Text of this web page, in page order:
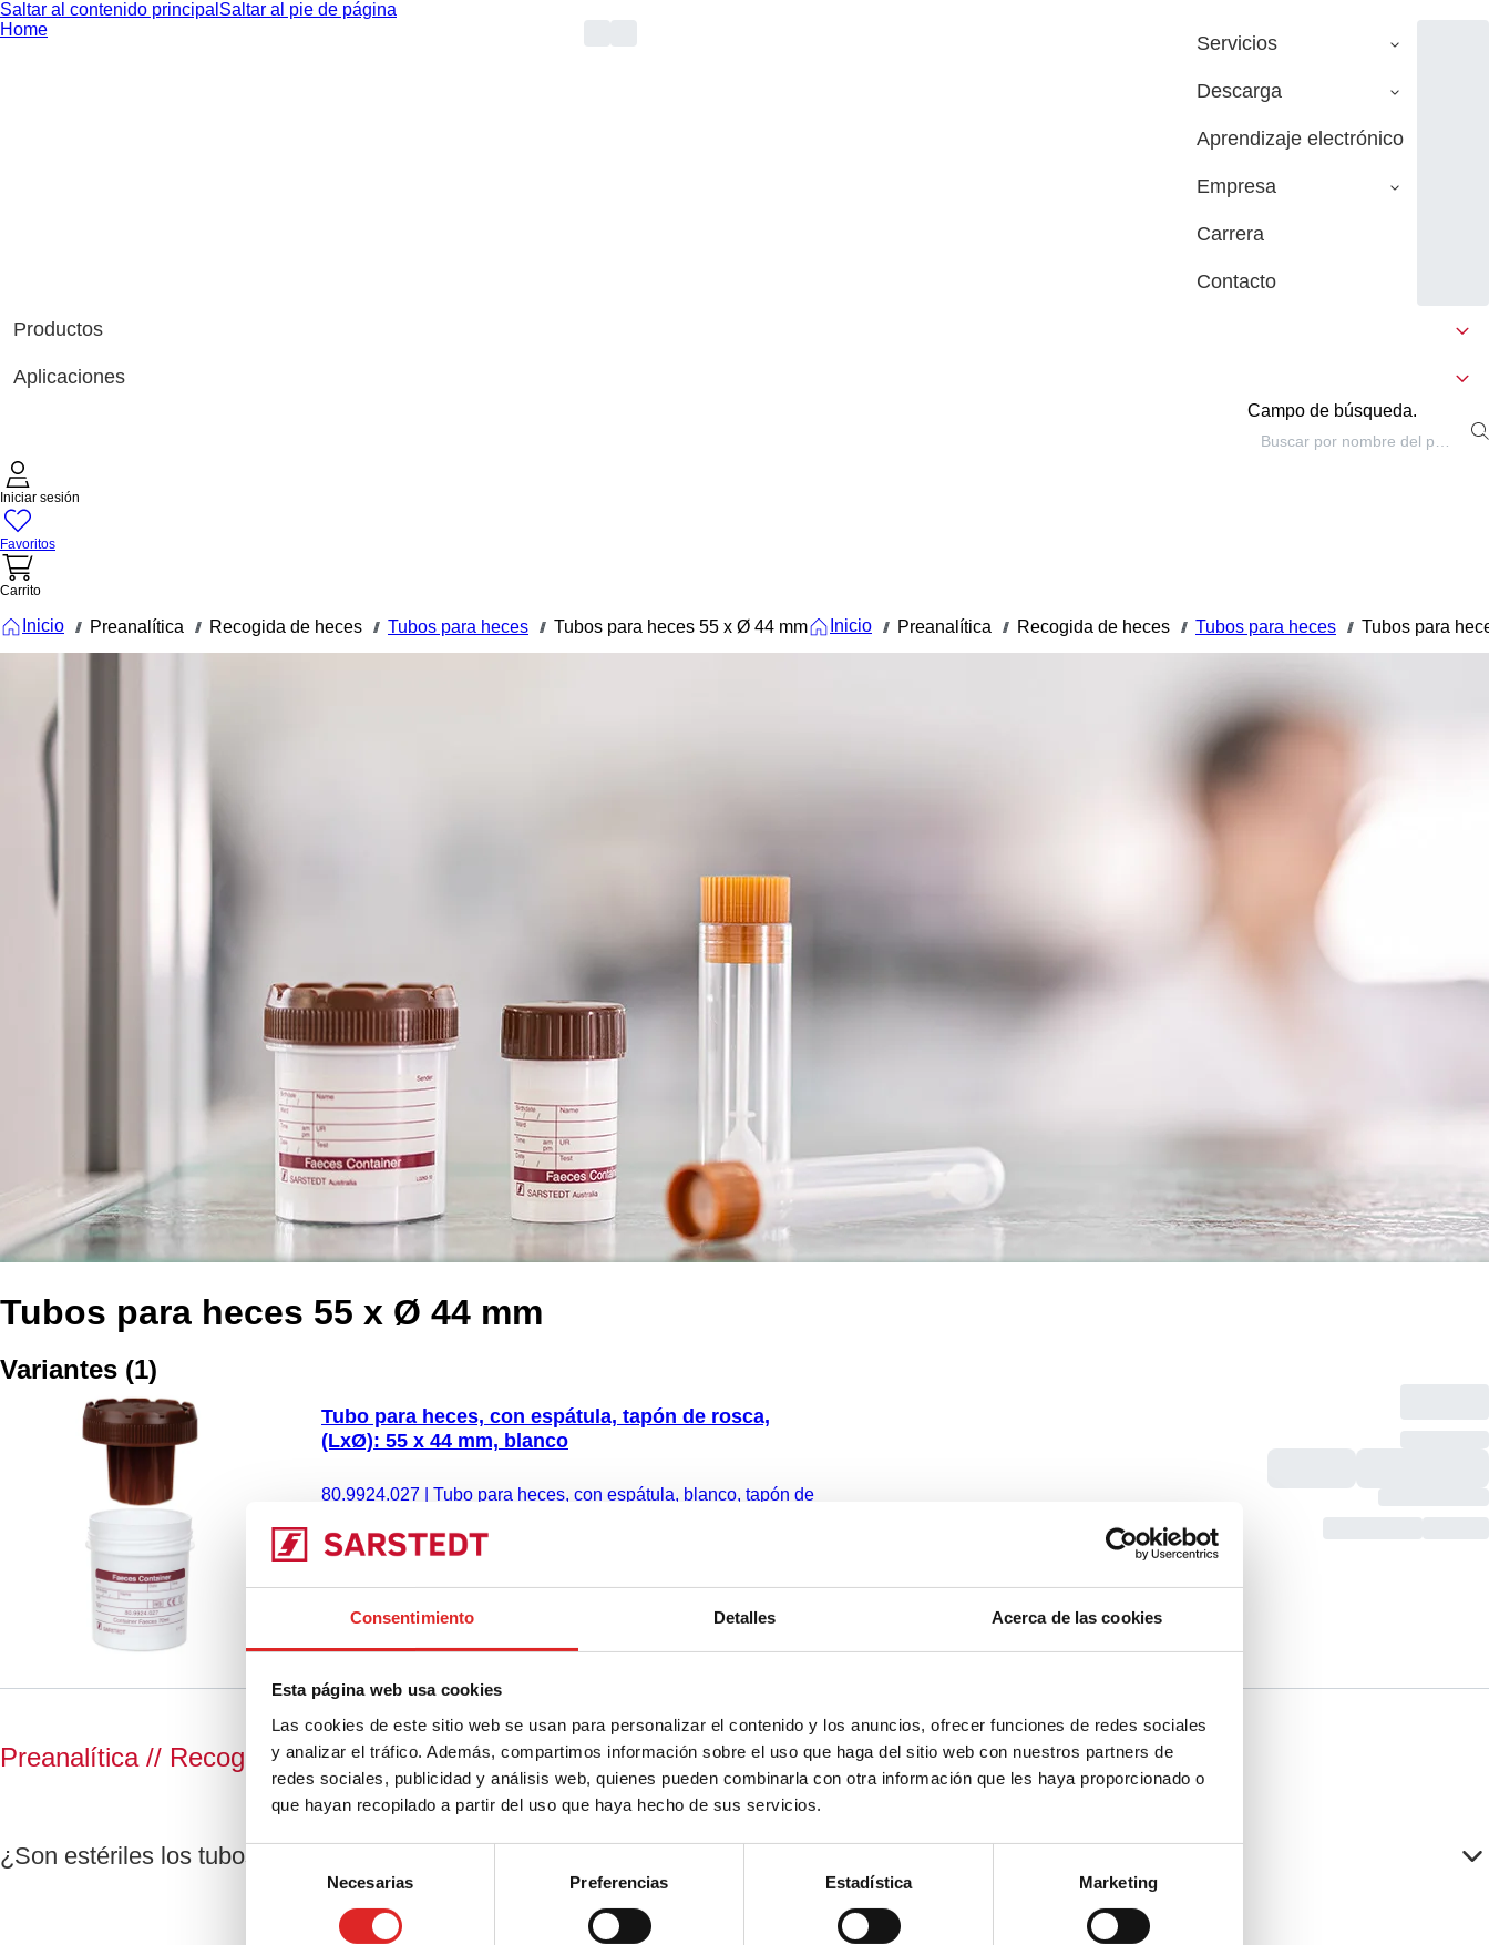
Consentimiento Detalles Acerca de las cookies
Esta página web usa cookies
Las cookies de este sitio web se usan para personalizar el contenido y los anuncios, ofrecer funciones de redes sociales
y analizar el tráfico. Además, compartimos información sobre el uso que haga del sitio web con nuestros partners de
redes sociales, publicidad y análisis web, quienes pueden combinarla con otra información que les haya proporcionado o
que hayan recopilado a partir del uso que haya hecho de sus servicios.
consentimiento
Necesarias Preferencias Estadística Marketing
Saltar al contenido principal Saltar al pie de página
Home
Servicios
Descarga
Aprendizaje electrónico
Empresa
Carrera
Contacto
Productos
Aplicaciones
Campo de búsqueda.
Iniciar sesión
Favoritos
Carrito
Inicio /// Preanalítica /// Recogida de heces /// Tubos para heces /// Tubos para heces 55 x Ø 44 mm Inicio /// Preanalítica /// Recogida de heces /// Tubos para heces /// Tubos para
Tubos para heces 55 x Ø 44 mm
Variantes (1)
Tubo para heces, con espátula, tapón de rosca,
(LxØ): 55 x 44 mm, blanco
80.9924.027
Tubo para heces, con espátula, blanco, tapón de
de papel, 250 unidades/bolsa
Comparar
Preanalítica // Recogida de heces
¿Son estériles los tubos para heces?